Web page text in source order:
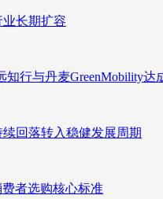
长期扩容
行与丹麦GreenMobility达
回落转入稳健发展周期
者选购核心标准